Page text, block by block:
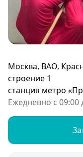
Москва, ВАО,
строение 1
станция метро
Ежедневно с 09:00